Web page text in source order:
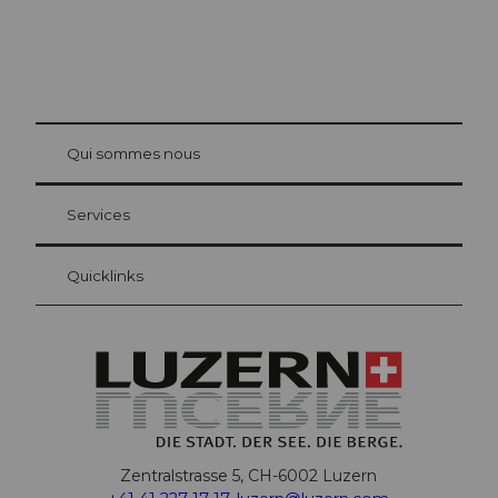
Carte d’hôte Lucerne
Vos avantages en tant qu'hôte pour la nuit
at Bre
Qui sommes nous
Services
Quicklinks
Zentralstrasse 5, CH-6002 Luzern